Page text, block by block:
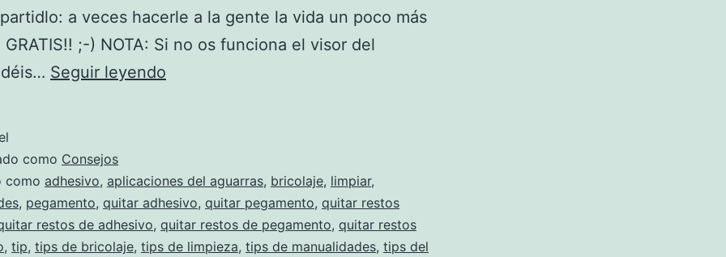
a veces hacerle a la gente la vida un poco más
GRATIS!! ;-) NOTA: Si no os funciona el visor del
Seguir leyendo
de
pegamento
sin
como Consejos
como adhesivo, aplicaciones del aguarras, bricolaje, limpiar,
, pegamento, quitar adhesivo, quitar pegamento, quitar restos
restos de adhesivo, quitar restos de pegamento, quitar restos
, tip, tips de bricolaje, tips de limpieza, tips de manualidades, tips del